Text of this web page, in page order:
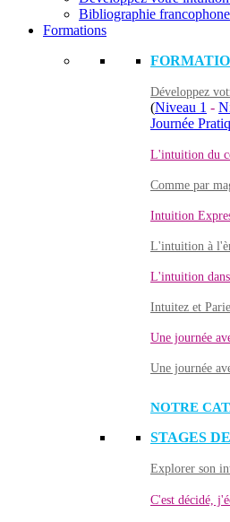
Bibliographie francophone
Formations
Développez
(Niveau 1 -
Journée
L'intuition du
Comme par
Intuition
L'intuition à
L'intuition
Intuitez et
Une journée
Une journée
NOTRE
STAGES
Explorer son
C'est décidé,